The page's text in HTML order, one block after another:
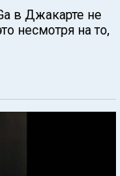
в Джакарте не
несмотря на то,